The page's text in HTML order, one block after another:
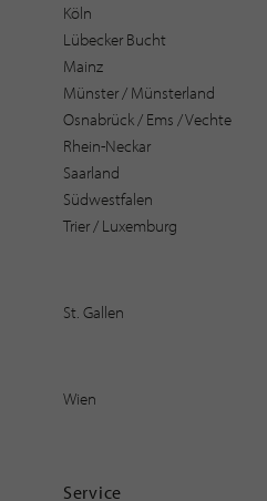
Köln
Lübecker Bucht
Mainz
Münster / Münsterland
Osnabrück / Ems / Vechte
Rhein-Neckar
Saarland
Südwestfalen
Trier / Luxemburg
St. Gallen
Wien
Service